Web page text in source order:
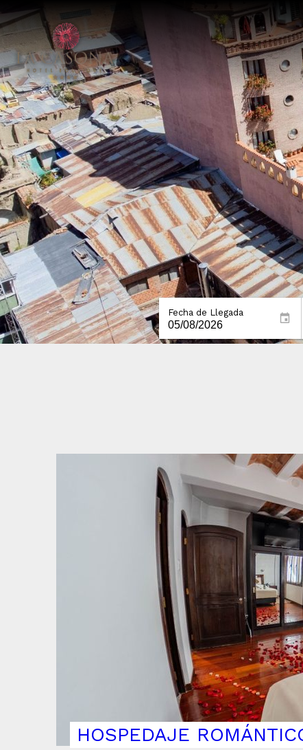
Fecha de Llegada
HOSPEDAJE